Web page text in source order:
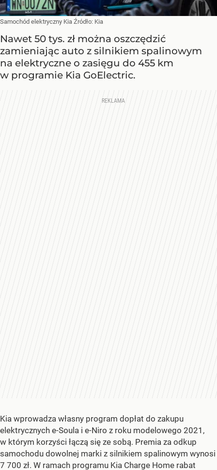
Samochód elektryczny Kia Źródło: Kia
Nawet 50 tys. zł można oszczędzić
zamieniając auto z silnikiem spalinowym
na elektryczne o zasięgu do 455 km
w programie Kia GoElectric.
Kia wprowadza własny program dopłat do zakupu
elektrycznych e-Soula i e-Niro z roku modelowego 2021,
w którym korzyści łączą się ze sobą. Premia za odkup
samochodu dowolnej marki z silnikiem spalinowym wynosi
7 700 zł. W ramach programu Kia Charge Home rabat